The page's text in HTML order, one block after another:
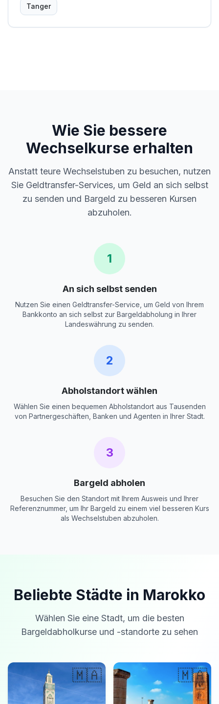
Tanger
Wie Sie bessere
Wechselkurse erhalten
Anstatt teure Wechselstuben zu besuchen, nutzen
Sie Geldtransfer-Services, um Geld an sich selbst
zu senden und Bargeld zu besseren Kursen
abzuholen.
1
An sich selbst senden
Nutzen Sie einen Geldtransfer-Service, um Geld von Ihrem
Bankkonto an sich selbst zur Bargeldabholung in Ihrer
Landeswährung zu senden.
2
Abholstandort wählen
Wählen Sie einen bequemen Abholstandort aus Tausenden
von Partnergeschäften, Banken und Agenten in Ihrer Stadt.
3
Bargeld abholen
Besuchen Sie den Standort mit Ihrem Ausweis und Ihrer
Referenznummer, um Ihr Bargeld zu einem viel besseren Kurs
als Wechselstuben abzuholen.
Beliebte Städte in Marokko
Wählen Sie eine Stadt, um die besten
Bargeldabholkurse und -standorte zu sehen
🇲🇦 🇲🇦